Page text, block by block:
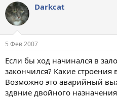
Darkcat
5 Фев 2007
Если бы ход начинался в
закончился? Какие строения
Возможно это аварийный
здвние двойного